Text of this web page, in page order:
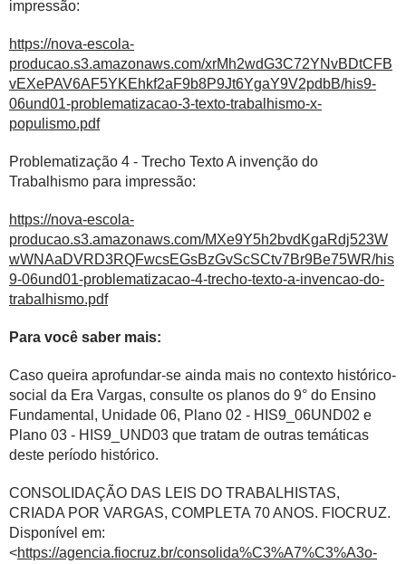
impressão:
https://nova-escola-
producao.s3.amazonaws.com/xrMh2wdG3C72YNvBDtCFB
vEXePAV6AF5YKEhkf2aF9b8P9Jt6YgaY9V2pdbB/his9-
06und01-problematizacao-3-texto-trabalhismo-x-
populismo.pdf
Problematização 4 - Trecho Texto A invenção do
Trabalhismo para impressão:
https://nova-escola-
producao.s3.amazonaws.com/MXe9Y5h2bvdKgaRdj523W
wWNAaDVRD3RQFwcsEGsBzGvScSCtv7Br9Be75WR/his
9-06und01-problematizacao-4-trecho-texto-a-invencao-do-
trabalhismo.pdf
Para você saber mais:
Caso queira aprofundar-se ainda mais no contexto histórico-
social da Era Vargas, consulte os planos do 9° do Ensino
Fundamental, Unidade 06, Plano 02 - HIS9_06UND02 e
Plano 03 - HIS9_UND03 que tratam de outras temáticas
deste período histórico.
CONSOLIDAÇÃO DAS LEIS DO TRABALHISTAS,
CRIADA POR VARGAS, COMPLETA 70 ANOS. FIOCRUZ.
Disponível em:
<https://agencia.fiocruz.br/consolida%C3%A7%C3%A3o-